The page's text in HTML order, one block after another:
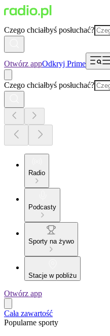
Czego chciałbyś posłuchać?
Otwórz appOdkryj Prime
Czego chciałbyś posłuchać?
Radio
Podcasty
Sporty na żywo
Stacje w pobliżu
Otwórz app
Cała zawartość
Popularne sporty